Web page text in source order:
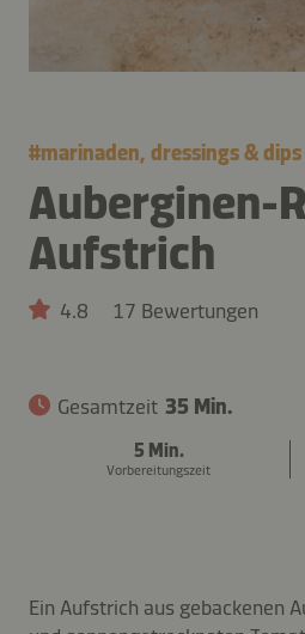
#marinaden, dressings & dips
Auberginen-
Aufstrich
4.8 17 Bewertungen
Gesamtzeit 35 Min.
5 Min.
Vorbereitungszeit
Ein Aufstrich aus gebackenen